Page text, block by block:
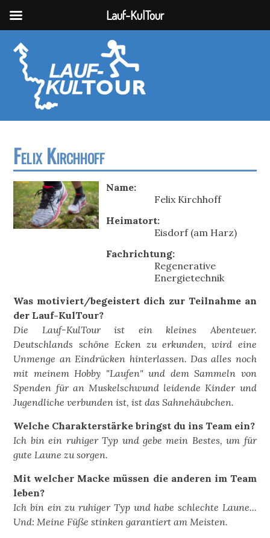
Felix Kirchhoff
Name:
Felix Kirchhoff
Heimatort:
Eisdorf (am Harz)
Fachrichtung:
Regenerative
Energietechnik
Was motiviert/begeistert dich zur Teilnahme an
der Lauf-KulTour?
Die Lauf-KulTour ist ein kleines Abenteuer.
Deutschlands schöne Ecken zu erkunden, wird eine
Unmenge an Eindrücken hinterlassen. Das alles noch
mit meinem Hobby "Laufen" und dem Sammeln von
Spenden für an Muskelschwund leidende Kinder und
Jugendliche verbunden ist, ist das Sahnehäubchen.
Welche Charakterstärke bringst du ins Team ein?
Ich bin ein ruhiger Typ und gebe mein Bestes, um für
gute Laune zu sorgen.
Mit welcher Macke müssen die anderen im Team
leben?
Ich bin ein zu ruhiger Typ und habe schlechte Laune...
Und: Meine Füße stinken garantiert am Meisten.
Lauf-KulTour